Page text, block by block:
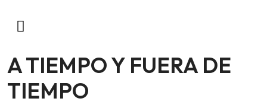
A TIEMPO Y FUERA DE
TIEMPO